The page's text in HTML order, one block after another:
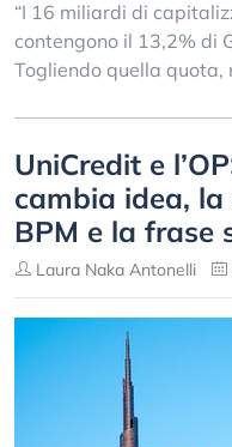
“I 16 miliardi di
contengono il 13,2% di
Togliendo quella quota,
UniCredit e
cambia idea,
BPM e la frase
Laura Naka Antonelli